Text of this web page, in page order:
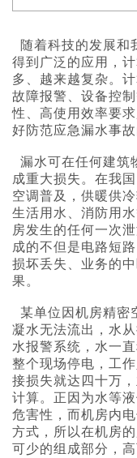
随着科技的发展和
得到广泛的应用，
多、越来越复杂。
故障报警、设备控
性、高使用效率要
好防范应急漏水事
漏水可在任何建筑
成重大损失。在我
空调普及，供暖供
生活用水、消防用
房发生的任何一次
成的不但是电路短
损坏丢失、业务的
果。
某单位因机房精密
凝水无法流出，水
水报警系统，水一
整个现场停电，工
接损失就达四十万
计算。正因为水等
危害性，而机房内
方式，所以在机房
可少的组成部分，